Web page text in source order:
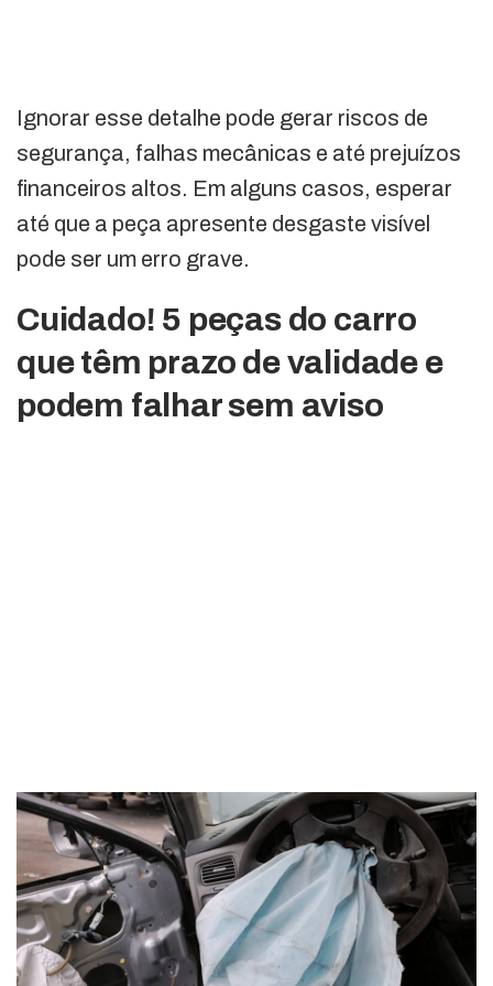
Ignorar esse detalhe pode gerar riscos de
segurança, falhas mecânicas e até prejuízos
financeiros altos. Em alguns casos, esperar
até que a peça apresente desgaste visível
pode ser um erro grave.
Cuidado! 5 peças do carro
que têm prazo de validade e
podem falhar sem aviso